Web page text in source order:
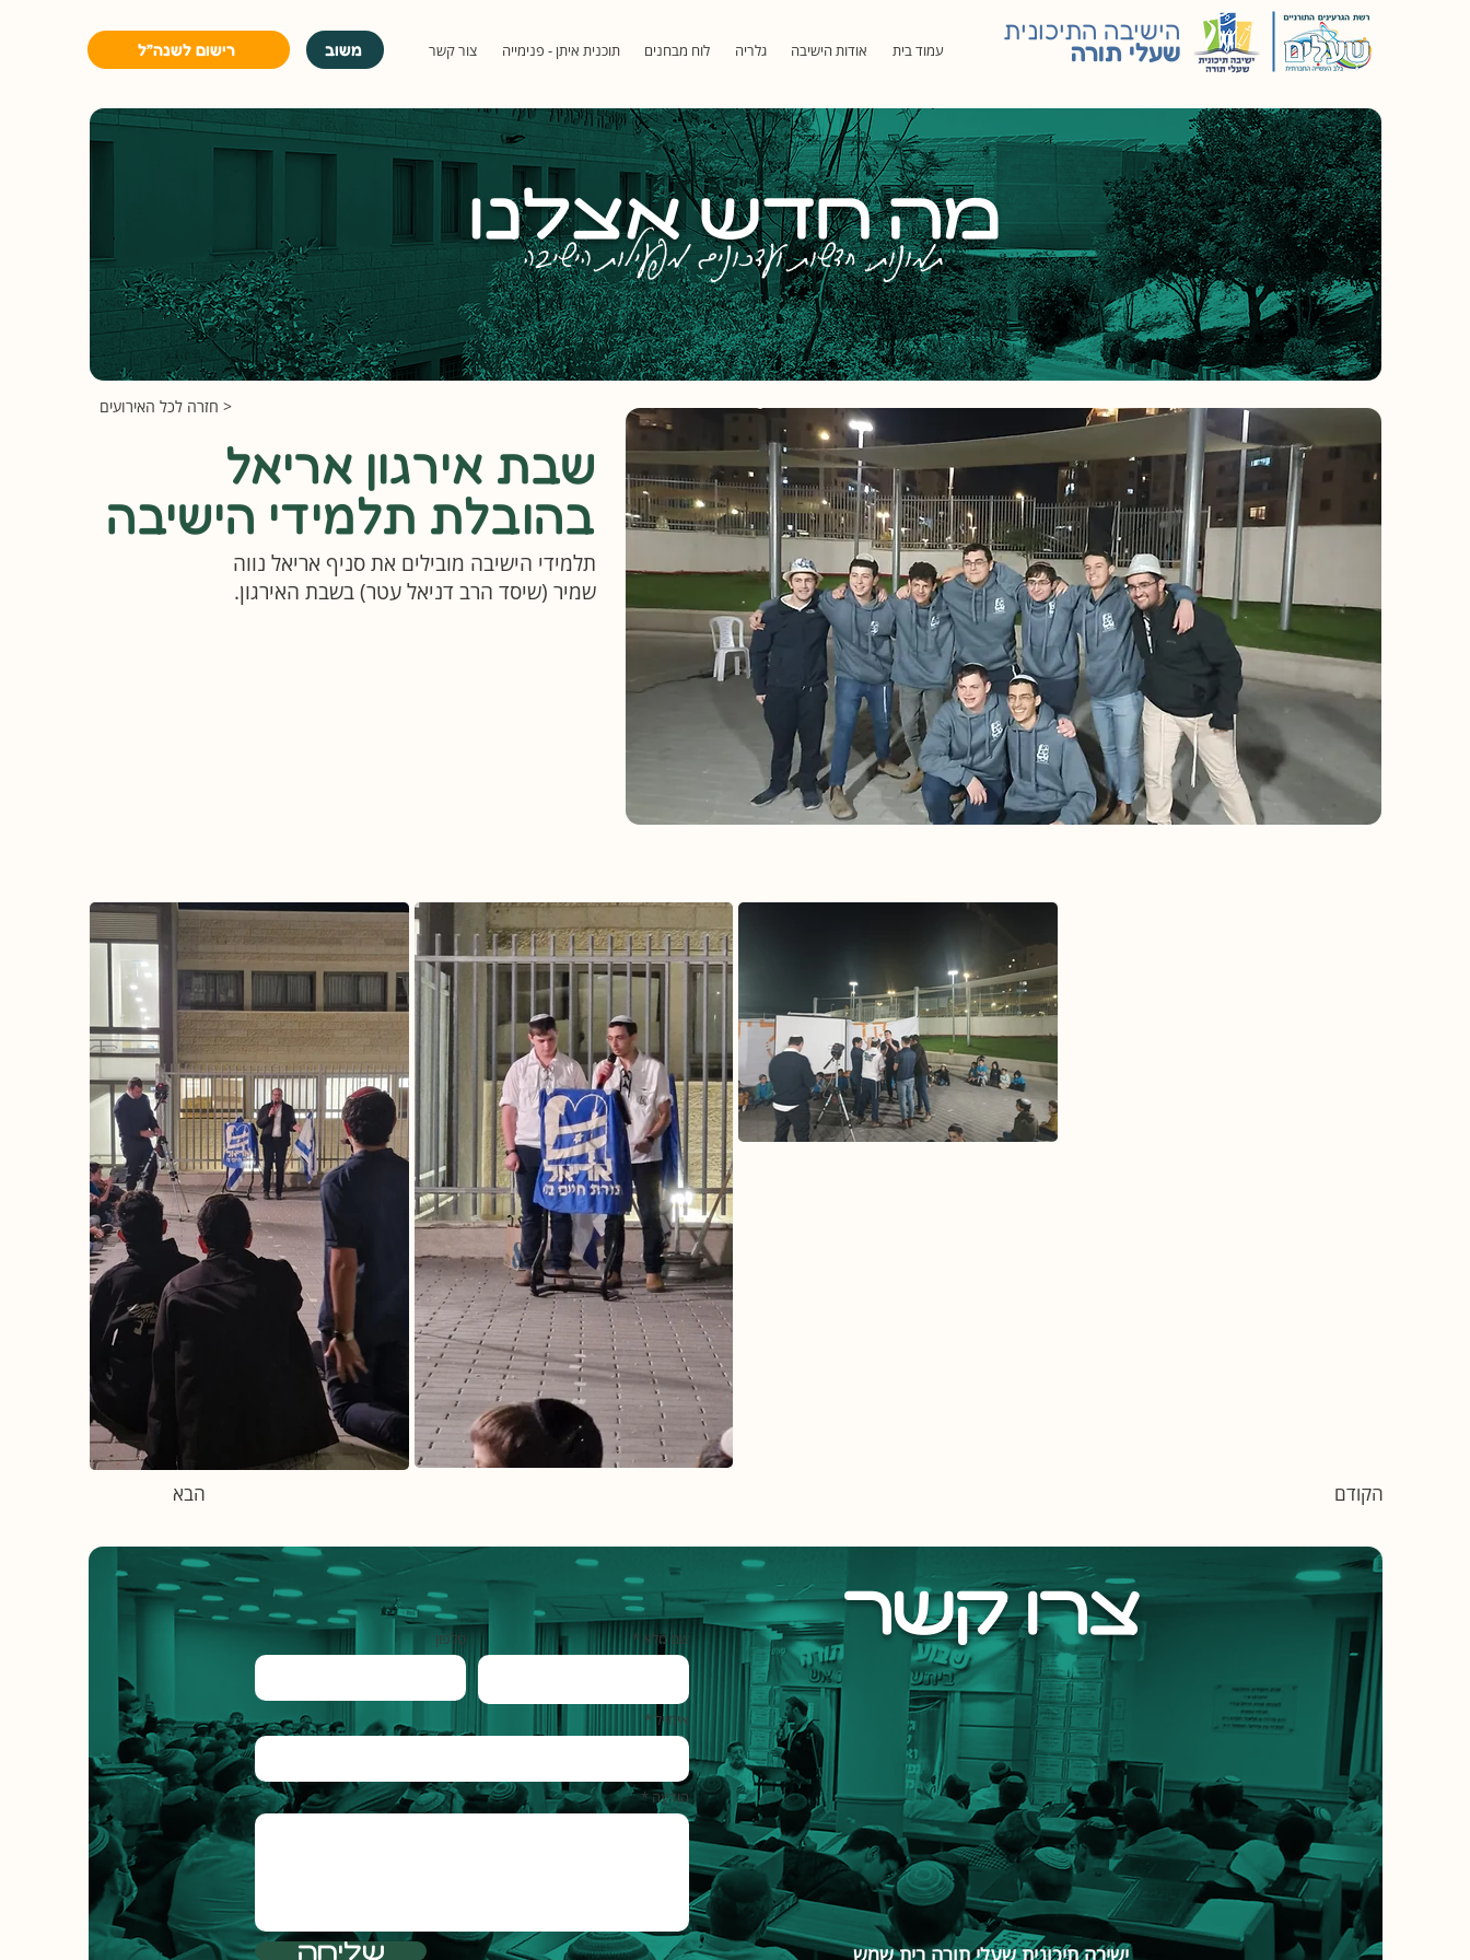
רישום לשנה״ל משוב עמוד בית אודות הישיבה גלריה לוח מבחנים תוכנית איתן - פנימייה צור קשר
הישיבה התיכונית
שעלי תורה
מה חדש אצלנו
תמונות, חדשות ועדכונים מפעילות הישיבה
< חזרה לכל האירועים
שבת אירגון אריאל
בהובלת תלמידי הישיבה
תלמידי הישיבה מובילים את סניף אריאל נווה
שמיר (שיסד הרב דניאל עטר) בשבת האירגון.
הבא הקודם
ישיבה תיכונית שעלי תורה בית שמש
צרו קשר טלפון שם מלא *
אימייל *
הודעה *
שליחה